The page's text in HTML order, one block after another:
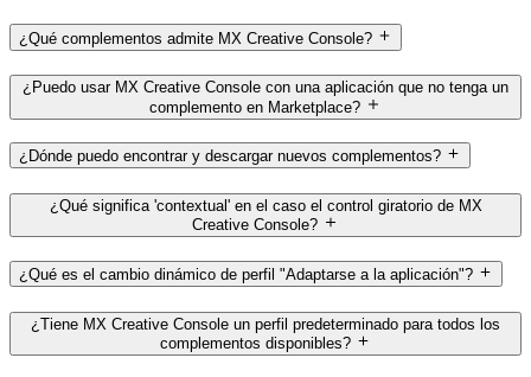
¿Qué complementos admite MX Creative Console?
¿Puedo usar MX Creative Console con una aplicación que no tenga un
complemento en Marketplace?
¿Dónde puedo encontrar y descargar nuevos complementos?
¿Qué significa 'contextual' en el caso el control giratorio de MX
Creative Console?
¿Qué es el cambio dinámico de perfil "Adaptarse a la aplicación"?
¿Tiene MX Creative Console un perfil predeterminado para todos los
complementos disponibles?